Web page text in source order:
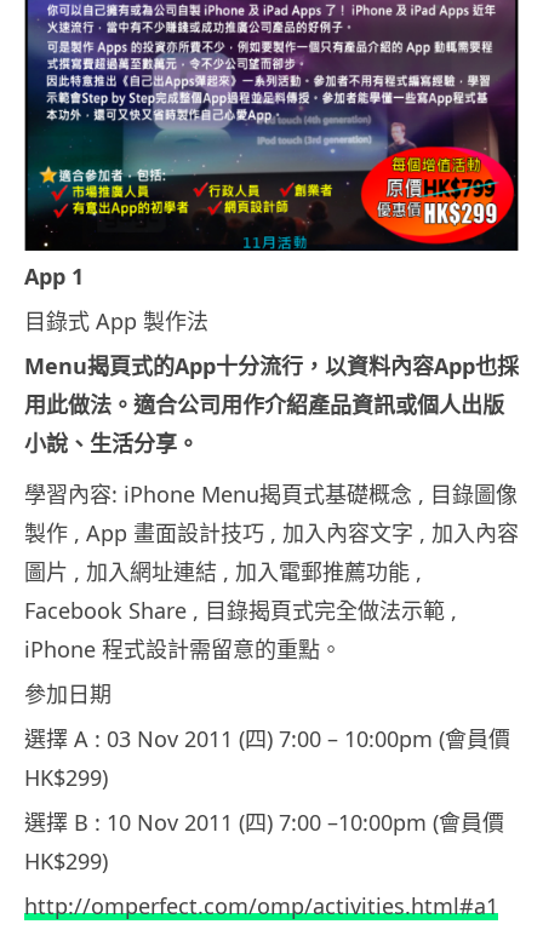
App 1
目錄式 App 製作法
Menu揭頁式的App十分流行，以資料內容App也採
用此做法。適合公司用作介紹產品資訊或個人出版
小說、生活分享。
學習內容: iPhone Menu揭頁式基礎概念 , 目錄圖像
製作 , App 畫面設計技巧 , 加入內容文字 , 加入內容
圖片 , 加入網址連結 , 加入電郵推薦功能 ,
Facebook Share , 目錄揭頁式完全做法示範 ,
iPhone 程式設計需留意的重點。
參加日期
選擇 A : 03 Nov 2011 (四) 7:00 – 10:00pm (會員價
HK$299)
選擇 B : 10 Nov 2011 (四) 7:00 –10:00pm (會員價
HK$299)
http://omperfect.com/omp/activities.html#a1